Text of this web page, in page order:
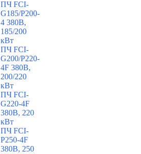
ПЧ FCI-
G185/P200-
4 380В,
185/200
кВт
ПЧ FCI-
G200/P220-
4F 380В,
200/220
кВт
ПЧ FCI-
G220-4F
380В, 220
кВт
ПЧ FCI-
P250-4F
380В, 250